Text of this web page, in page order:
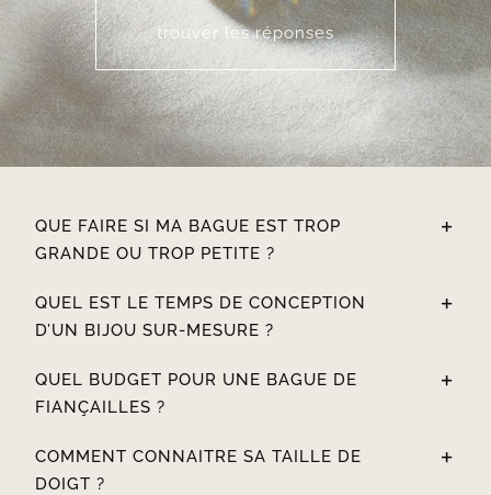
trouver les réponses
QUE FAIRE SI MA BAGUE EST TROP
GRANDE OU TROP PETITE ?
QUEL EST LE TEMPS DE CONCEPTION
D’UN BIJOU SUR-MESURE ?
QUEL BUDGET POUR UNE BAGUE DE
FIANÇAILLES ?
COMMENT CONNAITRE SA TAILLE DE
DOIGT ?